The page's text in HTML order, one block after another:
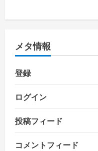
メタ情報
登録
ログイン
投稿フィード
コメントフィード